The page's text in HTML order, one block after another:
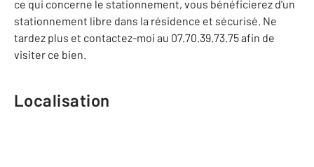
ce qui concerne le stationnement, vous bénéficierez d'un
stationnement libre dans la résidence et sécurisé. Ne
tardez plus et contactez-moi au 07.70.39.73.75 afin de
visiter ce bien.
Localisation